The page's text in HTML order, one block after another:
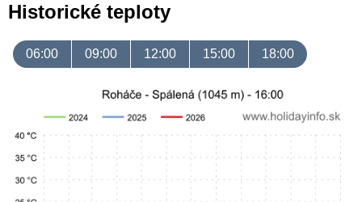
Historické teploty
06:00 09:00 12:00 15:00 18:00